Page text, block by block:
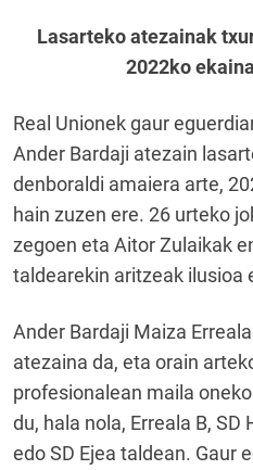
Lasarteko atezainak
2022ko
Real Unionek gaur
Ander Bardaji atezain
denboraldi amaiera arte,
hain zuzen ere. 26 urteko
zegoen eta Aitor Zulaikak
taldearekin aritzeak ilusioa
Ander Bardaji Maiza
atezaina da, eta orain
profesionalean maila
du, hala nola, Erreala B, SD
edo SD Ejea taldean. Gaur